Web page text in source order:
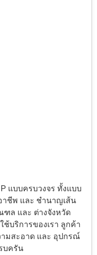
แบบครบวงจร ทั้งแบบ
าชีพ และ ชำนาญเส้น
ล และ ต่างจังหวัด
ช้บริการของเรา ลูกค้า
มสะอาด และ อุปกรณ์
บครัน